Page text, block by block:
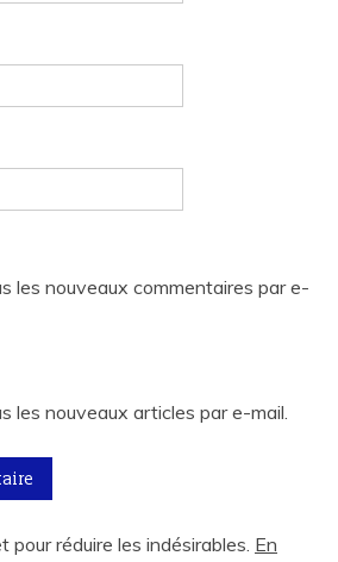
les nouveaux commentaires par e-
les nouveaux articles par e-mail.
pour réduire les indésirables. En